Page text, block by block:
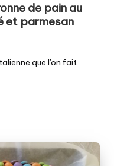
de pain au
et parmesan
que l'on fait